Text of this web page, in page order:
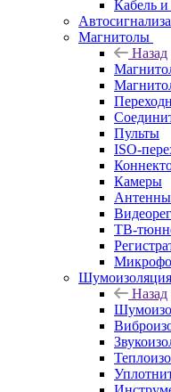
Кабель
Магнитолы
Назад
Пульты
ISO-
Камеры
Антенны
ТВ-
Шумоизоляция
Назад